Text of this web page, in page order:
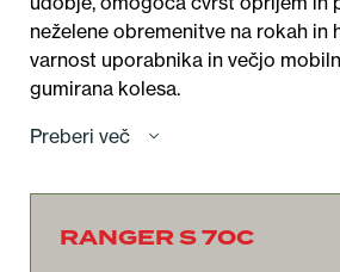
neželene obremenitve na rokah in
varnost uporabnika in večjo
gumirana kolesa.
Preberi več
RANGER S 70C